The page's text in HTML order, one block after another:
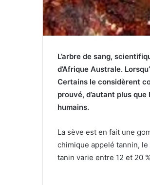
L’arbre de sang,
d’Afrique Australe.
Certains le considèrent
prouvé, d’autant plus
humains.
La sève est en fait une
chimique appelé tannin,
tanin varie entre 12 et 20